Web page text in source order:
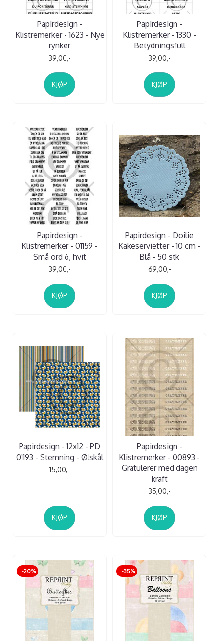
Papirdesign -
Klistremerker - 1623 - Nye
rynker
39,00,-
KJØP
Papirdesign -
Klistremerker - 1330 -
Betydningsfull
39,00,-
KJØP
Papirdesign -
Klistremerker - 01159 -
Små ord 6, hvit
39,00,-
KJØP
Papirdesign - Doilie
Kakeservietter - 10 cm -
Blå - 50 stk
69,00,-
KJØP
Papirdesign - 12x12 - PD
01193 - Stemning - Ølskål
15,00,-
KJØP
Papirdesign -
Klistremerker - 00893 -
Gratulerer med dagen
kraft
35,00,-
KJØP
-20% -35%